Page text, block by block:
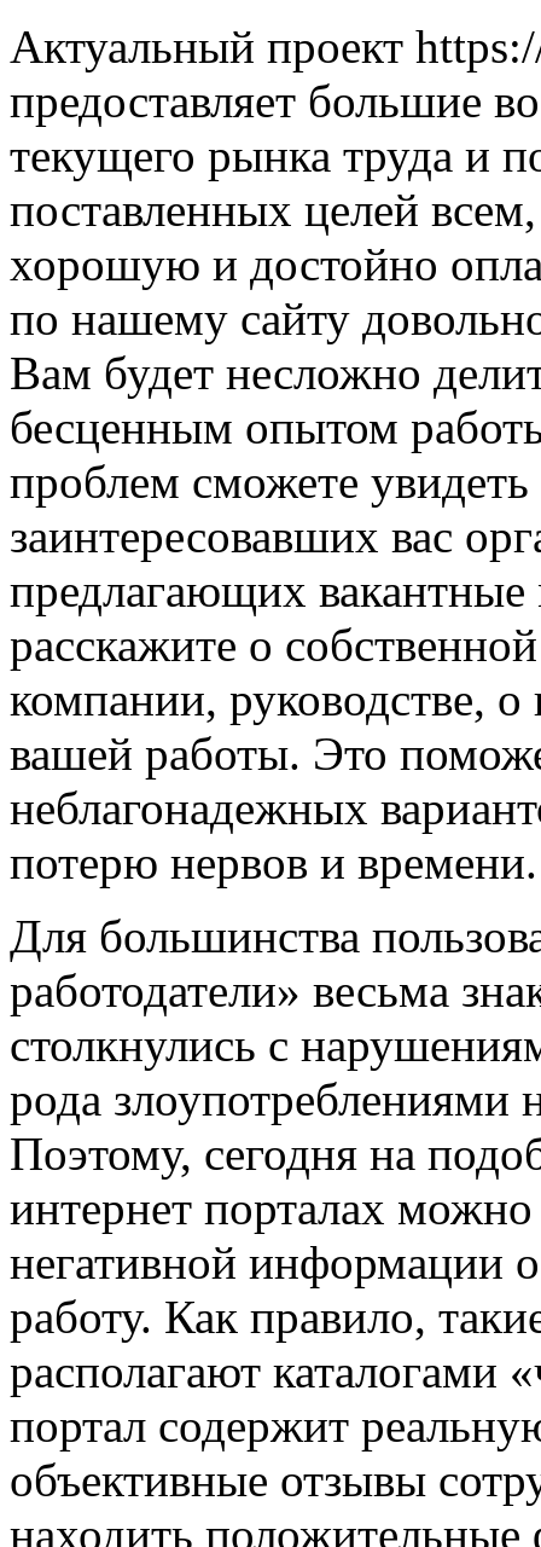
Актуальный проект
предоставляет большие
текущего рынка труда и
поставленных целей
хорошую и достойно
по нашему сайту
Вам будет несложно
бесценным опытом
проблем сможете
заинтересовавших вас
предлагающих вакантные
расскажите о
компании, руководстве,
вашей работы. Это
неблагонадежных
потерю нервов и времени.
Для большинства
работодатели» весьма
столкнулись с
рода
Поэтому, сегодня на
интернет порталах
негативной информации
работу. Как правило,
располагают каталогами
портал содержит
объективные отзывы
находить положительные